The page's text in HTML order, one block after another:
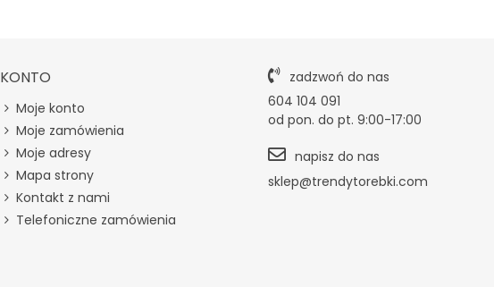
KONTO
Moje konto
Moje zamówienia
Moje adresy
Mapa strony
Kontakt z nami
Telefoniczne zamówienia
zadzwoń do nas
604 104 091
od pon. do pt. 9:00-17:00
napisz do nas
sklep@trendytorebki.com